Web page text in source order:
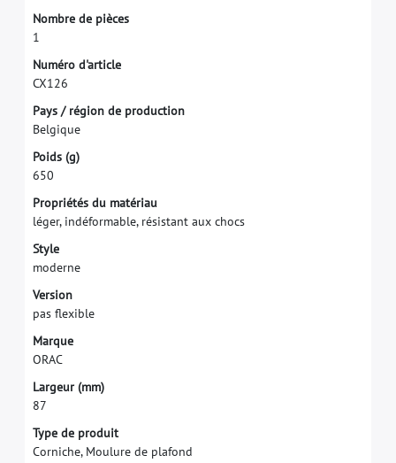
Nombre de pièces
1
Numéro d'article
CX126
Pays / région de production
Belgique
Poids (g)
650
Propriétés du matériau
léger, indéformable, résistant aux chocs
Style
moderne
Version
pas fexible
Marque
ORAC
Largeur (mm)
87
Type de produit
Corniche, Moulure de plafond